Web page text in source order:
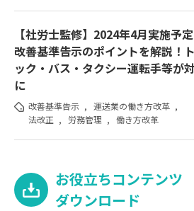
【社労士監修】2024年4月実施予
改善基準告示のポイントを解説！
ック・バス・タクシー運転手等が
に
改善基準告示 , 運送業の働き方改革 ,
法改正 , 労務管理 , 働き方改革
お役立ちコンテンツ
ダウンロード